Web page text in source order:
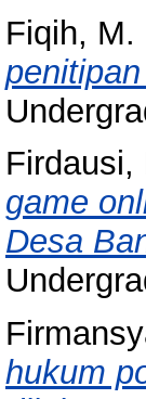
Fiqih, M.
Firdausi,
game
Desa
hukum